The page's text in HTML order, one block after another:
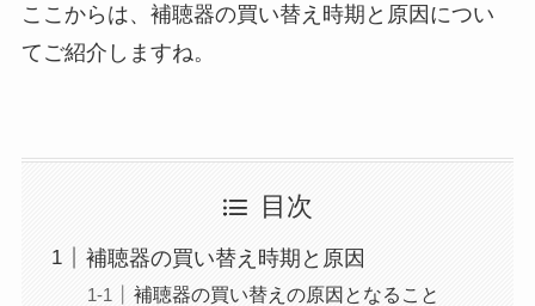
ここからは、補聴器の買い替え時期と原因につい
てご紹介しますね。
目次
補聴器の買い替え時期と原因
補聴器の買い替えの原因となること